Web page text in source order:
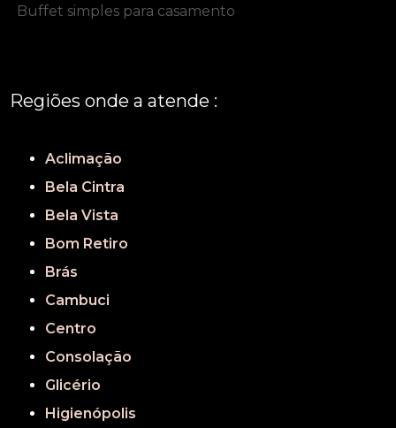
Buffet simples para casamento
Regiões onde a atende :
Aclimação
Bela Cintra
Bela Vista
Bom Retiro
Brás
Cambuci
Centro
Consolação
Glicério
Higienópolis